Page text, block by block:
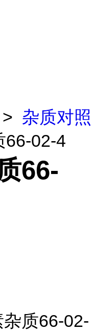
> 杂质对照
66-02-4
66-
质66-02-